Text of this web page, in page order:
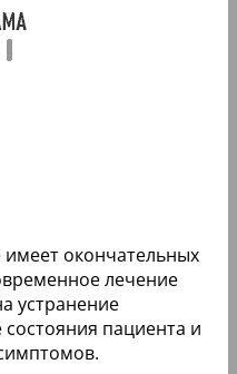
окончательных
лечение
устранение
пациента и